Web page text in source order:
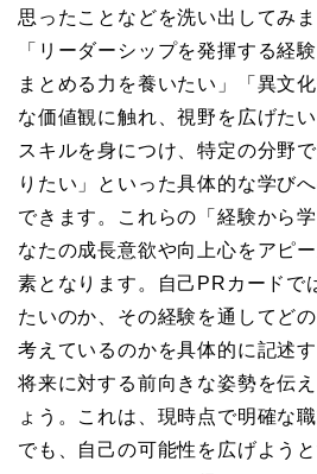
思ったことなどを洗い出してみ
「リーダーシップを発揮する経
まとめる力を養いたい」「異文
な価値観に触れ、視野を広げた
スキルを身につけ、特定の分野
りたい」といった具体的な学び
できます。これらの「経験から
なたの成長意欲や向上心をアピ
素となります。自己PRカードで
たいのか、その経験を通してど
考えているのかを具体的に記述
将来に対する前向きな姿勢を伝
ょう。これは、現時点で明確な
でも、自己の可能性を広げよう